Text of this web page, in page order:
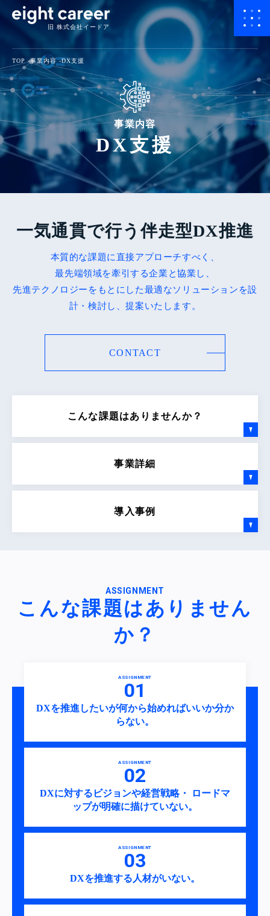
旧 株式会社イードア
TOP 事業内容 DX支援
事業内容
DX支援
一気通貫で行う伴走型DX推進
本質的な課題に直接アプローチすべく、
最先端領域を牽引する企業と協業し、
先進テクノロジーをもとにした最適なソリューションを設
計・検討し、提案いたします。
CONTACT
こんな課題はありませんか？
事業詳細
導入事例
ASSIGNMENT
こんな課題はありません
か？
ASSIGNMENT
DXを推進したいが何から始めればいいか分か
らない。
ASSIGNMENT
DXに対するビジョンや経営戦略・ ロードマ
ップが明確に描けていない。
ASSIGNMENT
DXを推進する人材がいない。